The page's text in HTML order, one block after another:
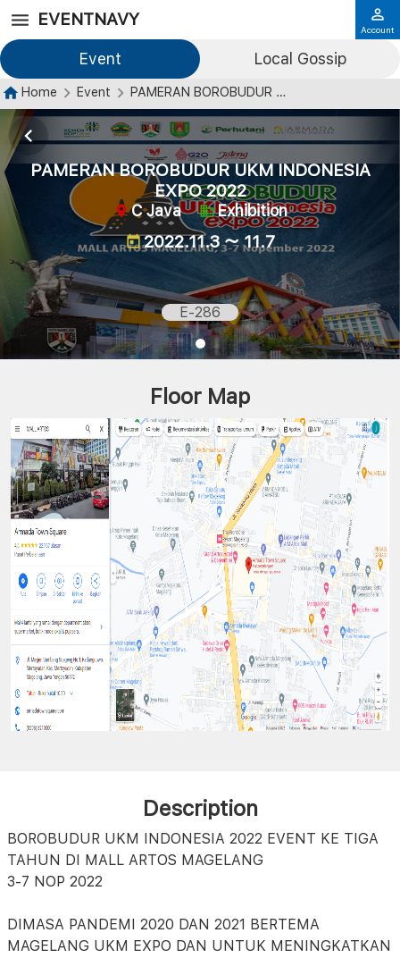
EVENTNAVY
Event Local Gossip
Account
Home Event PAMERAN BOROBUDUR UKM INDONESIA EXPO 2022
PAMERAN BOROBUDUR UKM INDONESIA
EXPO 2022
C Java Exhibition
2022.11.3 ～ 11.7
E-286
Floor Map
Description
BOROBUDUR UKM INDONESIA 2022 EVENT KE TIGA
TAHUN DI MALL ARTOS MAGELANG
3-7 NOP 2022
DIMASA PANDEMI 2020 DAN 2021 BERTEMA
MAGELANG UKM EXPO DAN UNTUK MENINGKATKAN